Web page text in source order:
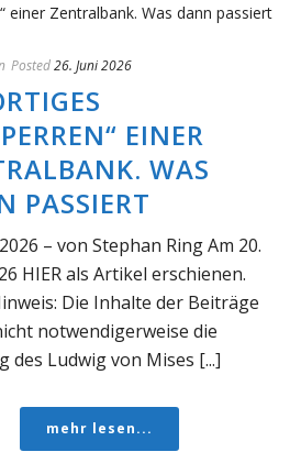
Posted26. Juni 2026
EINER
WAS
PASSIERT
– von Stephan Ring Am 20.
HIER als Artikel erschienen.
Die Inhalte der Beiträge
notwendigerweise die
des Ludwig von Mises [...]
mehr lesen...